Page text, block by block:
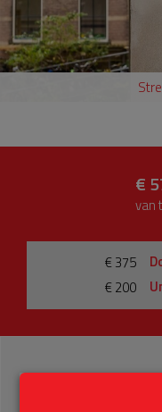
€
van
€ 375
€ 200